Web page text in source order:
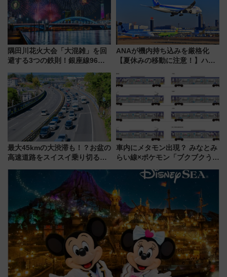
隅田川花火大会「大混雑」を回
避する3つの鉄則！銀座線96本
ツリー駅の規制まとめ 7/25開催
（2026年）
ANAが機内持ち込みを厳格化
【夏休みの移動に注意！】ハン
「身の回り品」新サイズ制限
(40×30×20cm)おさらい
最大45kmの大渋滞も！？お盆の
高速道路をスイスイ乗り切る快
車内にメタモン出現？ みなとみ
らい線×ポケモン「ブクブクうみ
行開始に！ この夏は直通列車で
横浜へ！